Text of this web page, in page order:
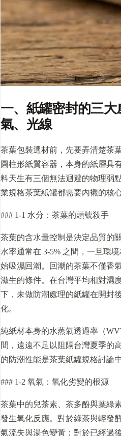
一、紙罐密封的三
氣、光線
茶葉包裝選材前，先要弄清楚茶
圓柱形紙質容器，本身的紙層具
料天生有三個無法迴避的物理弱
業規格茶葉紙罐都需要內襯的核心
### 1-1 水分：茶葉的頭號殺手
茶葉的含水量控制是決定品質的
水率通常在 3-5% 之間，一旦環
始吸濕回潮。回潮的茶葉不僅香
滋生的條件。在台灣平均相對濕
下，未做防潮處理的紙罐在開封
化。
純紙材本身的水蒸氣透過率（
間，遠遠不足以阻隔台灣夏季的
的防潮性能是茶葉紙罐規格討論
### 1-2 氧氣：氧化劣變的根源
茶葉中的兒茶素、茶多酚與葉綠
發生氧化反應。對於綠茶與輕發
氣流失與湯色變黃；對於已經過